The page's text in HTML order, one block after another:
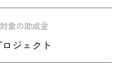
象の助成金
ジェクト